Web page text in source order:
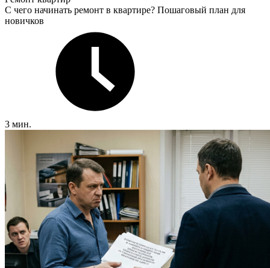
С чего начинать ремонт в квартире? Пошаговый план для
новичков
3 мин.